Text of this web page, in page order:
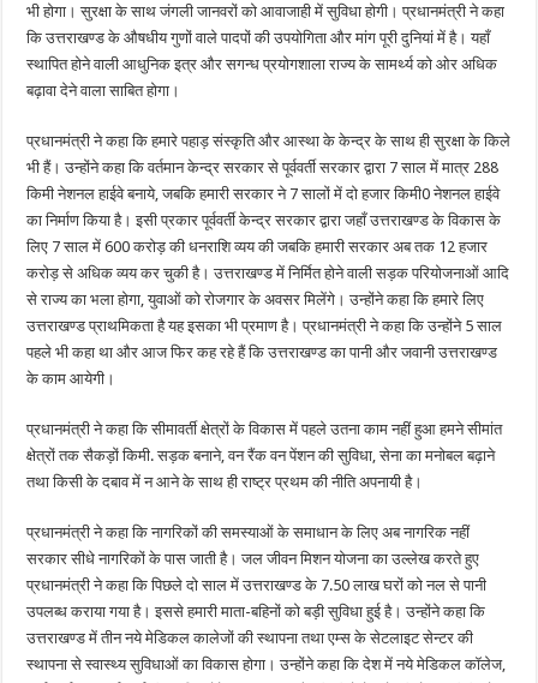
भी होगा। सुरक्षा के साथ जंगली जानवरों को आवाजाही में सुविधा होगी। प्रधानमंत्री ने कहा
कि उत्तराखण्ड के औषधीय गुणों वाले पादपों की उपयोगिता और मांग पूरी दुनियां में है। यहाँ
स्थापित होने वाली आधुनिक इत्र और सगन्ध प्रयोगशाला राज्य के सामर्थ्य को ओर अधिक
बढ़ावा देने वाला साबित होगा।
प्रधानमंत्री ने कहा कि हमारे पहाड़ संस्कृति और आस्था के केन्द्र के साथ ही सुरक्षा के किले
भी हैं। उन्होंने कहा कि वर्तमान केन्द्र सरकार से पूर्ववर्ती सरकार द्वारा 7 साल में मात्र 288
किमी नेशनल हाईवे बनाये, जबकि हमारी सरकार ने 7 सालों में दो हजार किमी0 नेशनल हाईवे
का निर्माण किया है। इसी प्रकार पूर्ववर्ती केन्द्र सरकार द्वारा जहाँ उत्तराखण्ड के विकास के
लिए 7 साल में 600 करोड़ की धनराशि व्यय की जबकि हमारी सरकार अब तक 12 हजार
करोड़ से अधिक व्यय कर चुकी है। उत्तराखण्ड में निर्मित होने वाली सड़क परियोजनाओं आदि
से राज्य का भला होगा, युवाओं को रोजगार के अवसर मिलेंगे। उन्होंने कहा कि हमारे लिए
उत्तराखण्ड प्राथमिकता है यह इसका भी प्रमाण है। प्रधानमंत्री ने कहा कि उन्होंने 5 साल
पहले भी कहा था और आज फिर कह रहे हैं कि उत्तराखण्ड का पानी और जवानी उत्तराखण्ड
के काम आयेगी।
प्रधानमंत्री ने कहा कि सीमावर्ती क्षेत्रों के विकास में पहले उतना काम नहीं हुआ हमने सीमांत
क्षेत्रों तक सैकड़ों किमी. सड़क बनाने, वन रैंक वन पेंशन की सुविधा, सेना का मनोबल बढ़ाने
तथा किसी के दबाव में न आने के साथ ही राष्ट्र प्रथम की नीति अपनायी है।
प्रधानमंत्री ने कहा कि नागरिकों की समस्याओं के समाधान के लिए अब नागरिक नहीं
सरकार सीधे नागरिकों के पास जाती है। जल जीवन मिशन योजना का उल्लेख करते हुए
प्रधानमंत्री ने कहा कि पिछले दो साल में उत्तराखण्ड के 7.50 लाख घरों को नल से पानी
उपलब्ध कराया गया है। इससे हमारी माता-बहिनों को बड़ी सुविधा हुई है। उन्होंने कहा कि
उत्तराखण्ड में तीन नये मेडिकल कालेजों की स्थापना तथा एम्स के सेटलाइट सेन्टर की
स्थापना से स्वास्थ्य सुविधाओं का विकास होगा। उन्होंने कहा कि देश में नये मेडिकल कॉलेज,